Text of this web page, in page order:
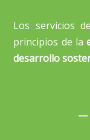
Los servicios
principios de la
desarrollo
—